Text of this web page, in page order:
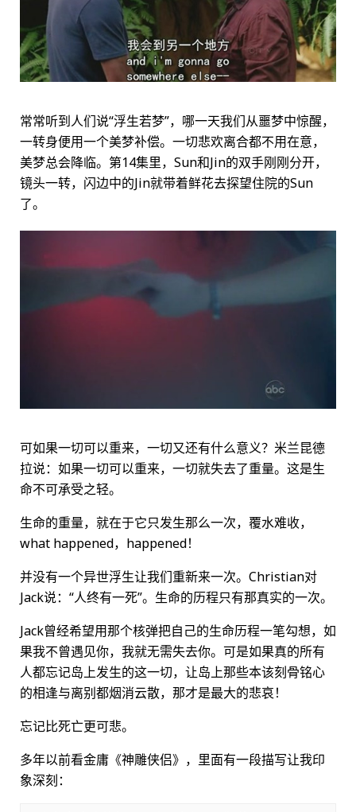
常常听到人们说“浮生若梦”，哪一天我们从噩梦中惊醒，
一转身便用一个美梦补偿。一切悲欢离合都不用在意，
美梦总会降临。第14集里，Sun和Jin的双手刚刚分开，
镜头一转，闪边中的Jin就带着鲜花去探望住院的Sun
了。
可如果一切可以重来，一切又还有什么意义？米兰昆德
拉说：如果一切可以重来，一切就失去了重量。这是生
命不可承受之轻。
生命的重量，就在于它只发生那么一次，覆水难收，
what happened，happened！
并没有一个异世浮生让我们重新来一次。Christian对
Jack说：“人终有一死”。生命的历程只有那真实的一次。
Jack曾经希望用那个核弹把自己的生命历程一笔勾想，如
果我不曾遇见你，我就无需失去你。可是如果真的所有
人都忘记岛上发生的这一切，让岛上那些本该刻骨铭心
的相逢与离别都烟消云散，那才是最大的悲哀！
忘记比死亡更可悲。
多年以前看金庸《神雕侠侣》，里面有一段描写让我印
象深刻：